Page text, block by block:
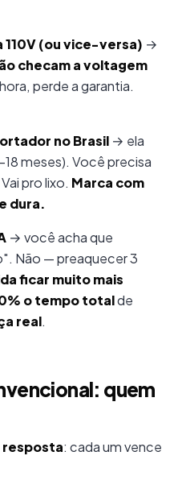
110V (ou vice-versa) →
checam a voltagem
perde a garantia.
no Brasil → ela
meses). Você precisa
Vai pro lixo. Marca com
dura.
→ você acha que
Não — preaquecer 3
ficar muito mais
o tempo totalde
real.
quem
resposta: cada um vence